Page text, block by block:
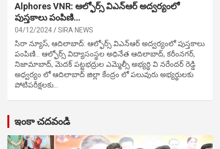
Alphores VNR: ఆల్ఫోర్స్ విఎన్ఆర్ అద్వర్యంలో
పుస్తకాలు పంపిణి…
04/12/2024 SIRA NEWS
సిరా న్యూస్, ఆదిలాబాద్: ఆల్ఫోర్స్ విఎన్ఆర్ అద్వర్యంలో పుస్తకాలు
పంపిణి… ఆల్ఫోర్స్ విద్యాసంస్థల అధినేత ఆదిలాబాద్, కరీంనగర్,
నిజామాబాద్, మెదక్ పట్టభద్రుల ఎమ్మెల్సీ అభ్యర్థి వి నరేందర్ రెడ్డి
అధ్వర్యం లో ఆదిలాబాద్ జిల్లా కేంద్రం లో పలువురు అభ్యర్థులకు
పోటిప‌రీక్ష‌ల‌కు…
ఇంకా చదవండి